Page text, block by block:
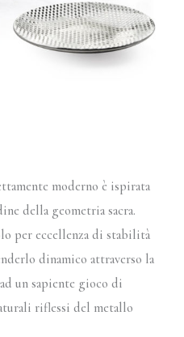
moderno è ispirata
della geometria sacra.
per eccellenza di stabilità
dinamico attraverso la
un sapiente gioco di
riflessi del metallo